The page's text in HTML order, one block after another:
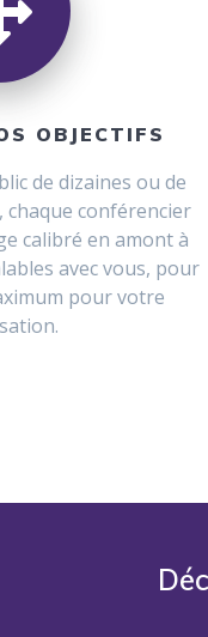
OBJECTIFS
de dizaines ou de
chaque conférencier
calibré en amont à
avec vous, pour
pour votre